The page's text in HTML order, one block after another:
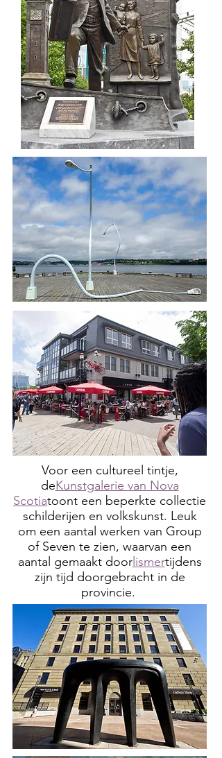
Voor een cultureel tintje,
deKunstgalerie van Nova
Scotiatoont een beperkte collectie
schilderijen en volkskunst. Leuk
om een aantal werken van Group
of Seven te zien, waarvan een
aantal gemaakt doorlismertijdens
zijn tijd doorgebracht in de
provincie.